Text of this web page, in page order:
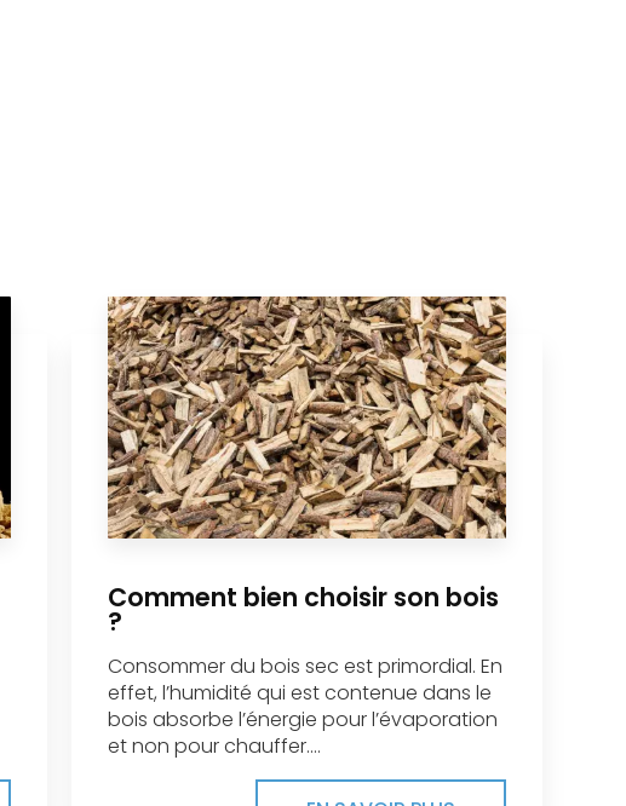
Comment bien choisir son bois
?
Consommer du bois sec est primordial. En
effet, l’humidité qui est contenue dans le
bois absorbe l’énergie pour l’évaporation
et non pour chauffer....